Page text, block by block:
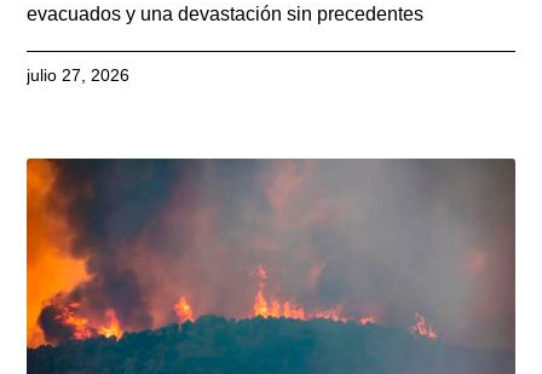
evacuados y una devastación sin precedentes
julio 27, 2026